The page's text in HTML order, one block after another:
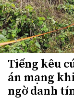
Tiếng kêu
án mạng
ngờ danh